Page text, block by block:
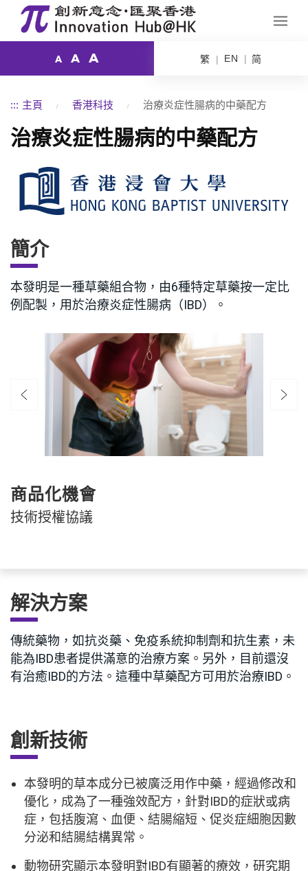
A A A 繁 EN 简
::: 主頁 香港科技 治療炎症性腸病的中藥配方
治療炎症性腸病的中藥配方
簡介
本發明是一種草藥組合物，由6種特定草藥按一定比
例配製，用於治療炎症性腸病（IBD）。
商品化機會
技術授權協議
解決方案
傳統藥物，如抗炎藥、免疫系統抑制劑和抗生素，未
能為IBD患者提供滿意的治療方案。另外，目前還沒
有治癒IBD的方法。這種中草藥配方可用於治療IBD。
創新技術
本發明的草本成分已被廣泛用作中藥，經過修改和
優化，成為了一種強效配方，針對IBD的症狀或病
症，包括腹瀉、血便、結腸縮短、促炎症細胞因數
分泌和結腸結構異常。
動物研究顯示本發明對IBD有顯著的療效，研究期